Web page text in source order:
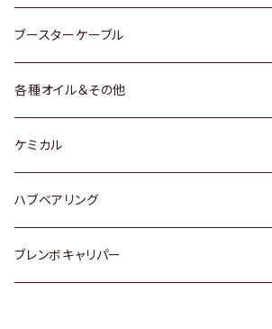
レクサス
スバル
マツダ
三菱
スバル
スバル
ダイハツ
マツダ
ダイハツ
マツダ
スバル
トヨタ
ホンダ
スズキ
日産
ダイハツ
ブースターケーブル
各種オイル＆その他
ディーデル洗浄添加剤
ケミカル
ハブベアリング
トヨタ
ブレンボキャリパー